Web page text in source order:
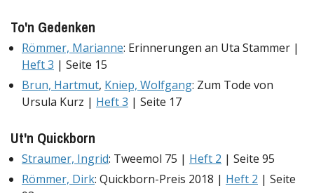
To'n Gedenken
Römmer, Marianne: Erinnerungen an Uta Stammer |
Heft 3 | Seite 15
Brun, Hartmut, Kniep, Wolfgang: Zum Tode von
Ursula Kurz | Heft 3 | Seite 17
Ut'n Quickborn
Straumer, Ingrid: Tweemol 75 | Heft 2 | Seite 95
Römmer, Dirk: Quickborn-Preis 2018 | Heft 2 | Seite